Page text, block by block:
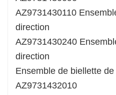
AZ9731430110
direction
AZ9731430240
direction
Ensemble de biellette
AZ9731432010